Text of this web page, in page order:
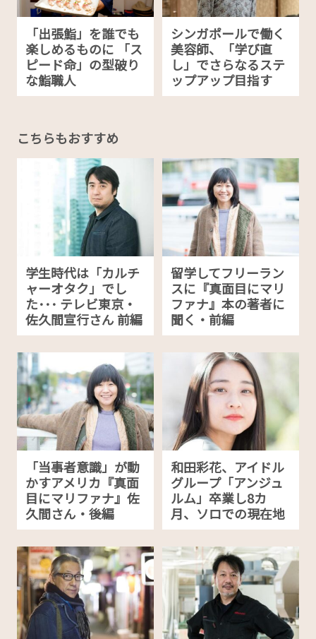
「出張鮨」を誰でも
楽しめるものに 「ス
ピード命」の型破り
な鮨職人
シンガポールで働く
美容師、「学び直
し」でさらなるステ
ップアップ目指す
こちらもおすすめ
学生時代は「カルチ
ャーオタク」でし
た･･･ テレビ東京・
佐久間宣行さん 前編
留学してフリーラン
スに『真面目にマリ
ファナ』本の著者に
聞く・前編
「当事者意識」が動
かすアメリカ『真面
目にマリファナ』佐
久間さん・後編
和田彩花、アイドル
グループ「アンジュ
ルム」卒業し8カ
月、ソロでの現在地